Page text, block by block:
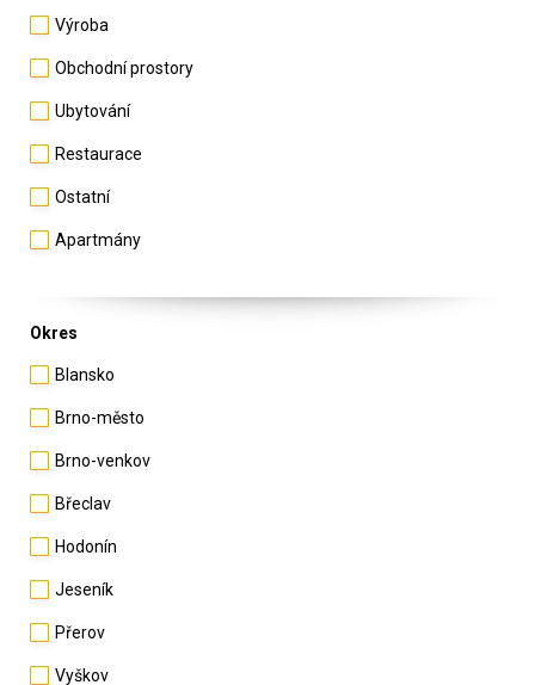
Výroba
Obchodní prostory
Ubytování
Restaurace
Ostatní
Apartmány
Okres
Blansko
Brno-město
Brno-venkov
Břeclav
Hodonín
Jeseník
Přerov
Vyškov